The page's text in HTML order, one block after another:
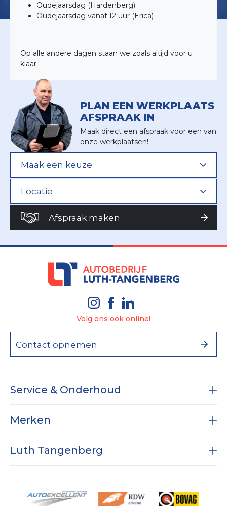
Oudejaarsdag (Hardenberg)
Oudejaarsdag vanaf 12 uur (Erica)
Op alle andere dagen staan we zoals altijd voor u
klaar.
PLAN EEN WERKPLAATS
AFSPRAAK IN
Maak direct een afspraak voor een van
onze werkplaatsen!
Afspraak maken
Volg ons ook online!
Contact opnemen
Service & Onderhoud
Diagnose
Airco service
Werkplaats expertises
Reparatie
Merken
Dodge RAM
Luth Tangenberg
Nieuws